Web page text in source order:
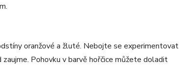
oranžové a žluté. Nebojte se experimentovat
Pohovku v barvě hořčice můžete doladit